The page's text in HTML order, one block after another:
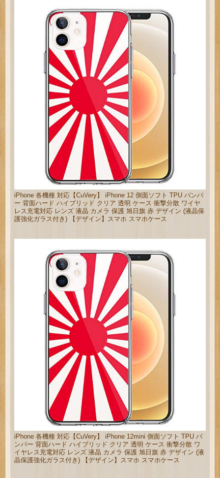
iPhone 各機種 対応【CuVery】 iPhone 12 側面ソフト TPU バンパ
ー 背面ハード ハイブリッド クリア 透明 ケース 衝撃分散 ワイヤ
レス充電対応 レンズ 液晶 カメラ 保護 旭日旗 赤 デザイン (液晶保
護強化ガラス付き) 【デザイン】スマホ スマホケース
iPhone 各機種 対応【CuVery】 iPhone 12mini 側面ソフト TPU バ
ンパー 背面ハード ハイブリッド クリア 透明 ケース 衝撃分散 ワ
イヤレス充電対応 レンズ 液晶 カメラ 保護 旭日旗 赤 デザイン (液
晶保護強化ガラス付き) 【デザイン】スマホ スマホケース